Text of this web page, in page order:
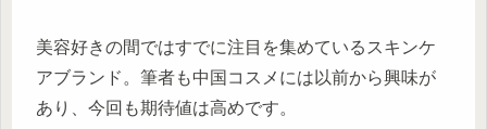
美容好きの間ではすでに注目を集めているスキンケ
アブランド。筆者も中国コスメには以前から興味が
あり、今回も期待値は高めです。